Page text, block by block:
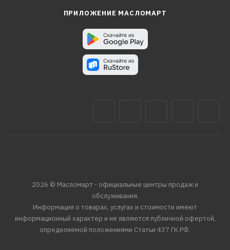
ПРИЛОЖЕНИЕ МАСЛОМАРТ
2026 © Масломарт - официальные центры продаж и
обслуживания.
Информация о товарах, услугах и стоимости имеют
информационный характер и не являются публичной офертой,
определяемой положениями Статьи 437 ГК РФ.